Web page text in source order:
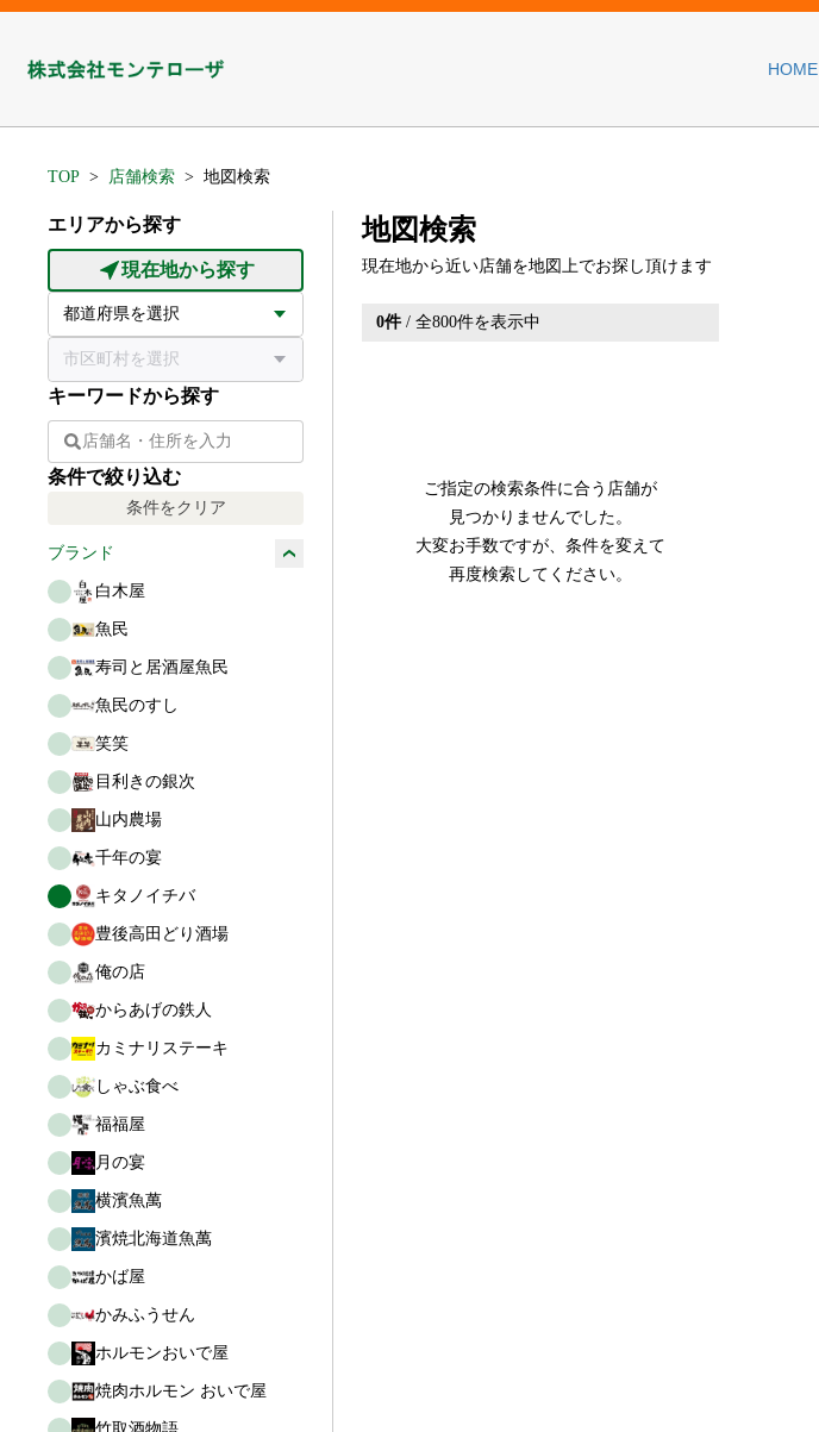
HOME
TOP 店舗検索 地図検索
エリアから探す
現在地から探す
キーワードから探す
条件で絞り込む
条件をクリア
ブランド
白木屋
魚民
寿司と居酒屋魚民
魚民のすし
笑笑
目利きの銀次
山内農場
千年の宴
キタノイチバ
豊後高田どり酒場
俺の店
からあげの鉄人
カミナリステーキ
しゃぶ食べ
福福屋
月の宴
横濱魚萬
濱焼北海道魚萬
かば屋
かみふうせん
ホルモンおいで屋
焼肉ホルモン おいで屋
地図検索
現在地から近い店舗を地図上でお探し頂けます
0件 / 全800件を表示中
ご指定の検索条件に合う店舗が
見つかりませんでした。
大変お手数ですが、条件を変えて
再度検索してください。